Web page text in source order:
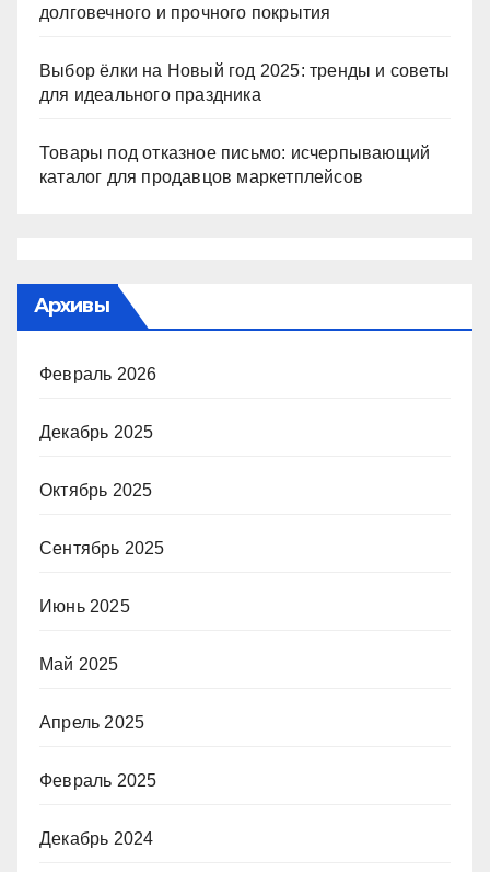
долговечного и прочного покрытия
Выбор ёлки на Новый год 2025: тренды и советы
для идеального праздника
Товары под отказное письмо: исчерпывающий
каталог для продавцов маркетплейсов
Архивы
Февраль 2026
Декабрь 2025
Октябрь 2025
Сентябрь 2025
Июнь 2025
Май 2025
Апрель 2025
Февраль 2025
Декабрь 2024